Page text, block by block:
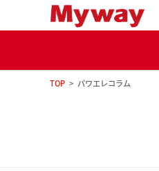
TOP パワエレコラム